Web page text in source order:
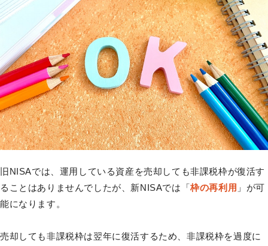
旧NISAでは、運用している資産を売却しても非課税枠が復活す
ることはありませんでしたが、新NISAでは「枠の再利用 」が可
能になります。
売却しても非課税枠は翌年に復活するため、非課税枠を過度に